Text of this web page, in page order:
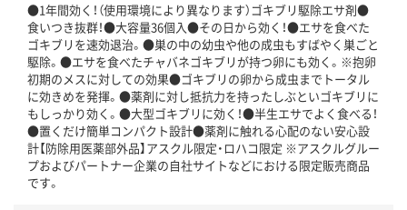
この商品の環境配慮ポイントです。下記商品詳細「
アスクル商品環境スコア詳細／加点項目
」で確認できます。
●1年間効く！（使用環境により異なります）ゴキブリ駆除エサ剤●
食いつき抜群！●大容量36個入●その日から効く！●エサを食べた
ゴキブリを速効退治。●巣の中の幼虫や他の成虫もすばやく巣ごと
駆除。●エサを食べたチャバネゴキブリが持つ卵にも効く。※抱卵
初期のメスに対しての効果●ゴキブリの卵から成虫までトータル
に効きめを発揮。●薬剤に対し抵抗力を持ったしぶといゴキブリに
もしっかり効く。●大型ゴキブリに効く！●半生エサでよく食べる！
●置くだけ簡単コンパクト設計●薬剤に触れる心配のない安心設
計【防除用医薬部外品】アスクル限定・ロハコ限定 ※アスクルグルー
プおよびパートナー企業の自社サイトなどにおける限定販売商品
です。